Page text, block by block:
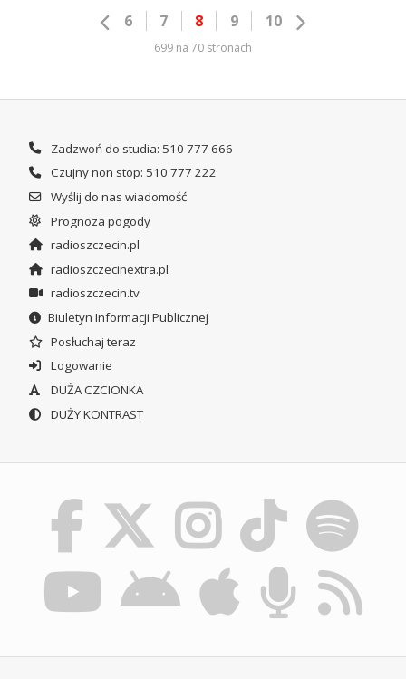
6 7 8 9 10
699 na 70 stronach
Zadzwoń do studia: 510 777 666
Czujny non stop: 510 777 222
Wyślij do nas wiadomość
Prognoza pogody
radioszczecin.pl
radioszczecinextra.pl
radioszczecin.tv
Biuletyn Informacji Publicznej
Posłuchaj teraz
Logowanie
DUŻA CZCIONKA
DUŻY KONTRAST